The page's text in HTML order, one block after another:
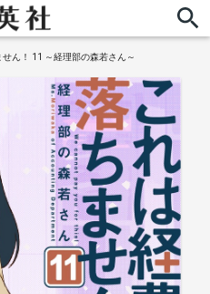
ん！ 11 ～経理部の森若さん～